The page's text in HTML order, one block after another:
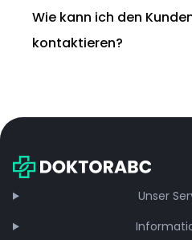
Wie kann ich den
kontaktieren?
Unser